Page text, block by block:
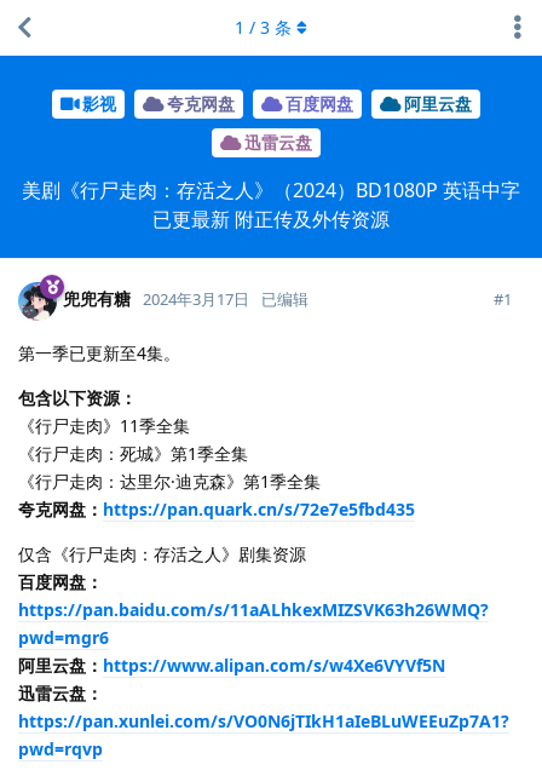
影视 夸克网盘 百度网盘
阿里云盘
迅雷云盘
美剧《行尸走肉：存活之人》（2024）BD1080P 英语中字
已更最新 附正传及外传资源
1 / 3 条
兜兜有糖 2024年3月17日 已编辑 #1
第一季已更新至4集。
包含以下资源：
《行尸走肉》11季全集
《行尸走肉：死城》第1季全集
《行尸走肉：达里尔·迪克森》第1季全集
夸克网盘： https://pan.quark.cn/s/72e7e5fbd435
仅含《行尸走肉：存活之人》剧集资源
百度网盘：
https://pan.baidu.com/s/11aALhkexMIZSVK63h26WMQ?
pwd=mgr6
阿里云盘： https://www.alipan.com/s/w4Xe6VYVf5N
迅雷云盘：
https://pan.xunlei.com/s/VO0N6jTIkH1aIeBLuWEEuZp7A1?
pwd=rqvp